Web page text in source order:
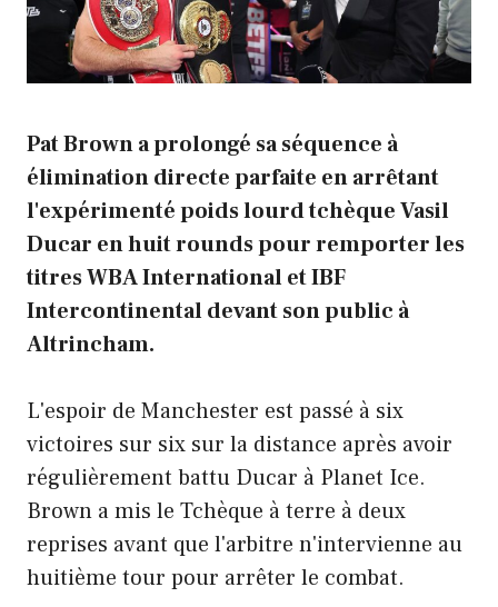
Pat Brown a prolongé sa séquence à
élimination directe parfaite en arrêtant
l'expérimenté poids lourd tchèque Vasil
Ducar en huit rounds pour remporter les
titres WBA International et IBF
Intercontinental devant son public à
Altrincham.
L'espoir de Manchester est passé à six
victoires sur six sur la distance après avoir
régulièrement battu Ducar à Planet Ice.
Brown a mis le Tchèque à terre à deux
reprises avant que l'arbitre n'intervienne au
huitième tour pour arrêter le combat.